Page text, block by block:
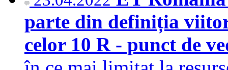
parte din definiția
celor 10 R - punct de